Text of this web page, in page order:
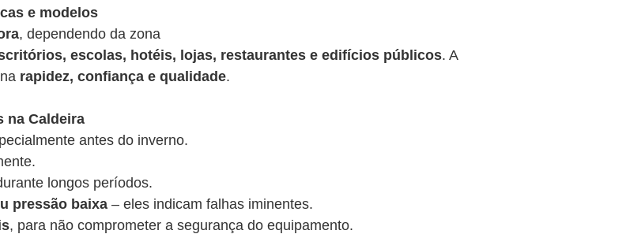
e modelos
, dependendo da zona
escolas, hotéis, lojas, restaurantes e edifícios públicos. A
rapidez, confiança e qualidade.
na Caldeira
antes do inverno.
longos períodos.
pressão baixa – eles indicam falhas iminentes.
, para não comprometer a segurança do equipamento.